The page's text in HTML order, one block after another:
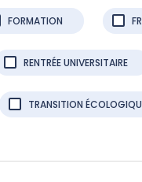
FORMATION
RENTRÉE UNIVERSITAIRE
TRANSITION